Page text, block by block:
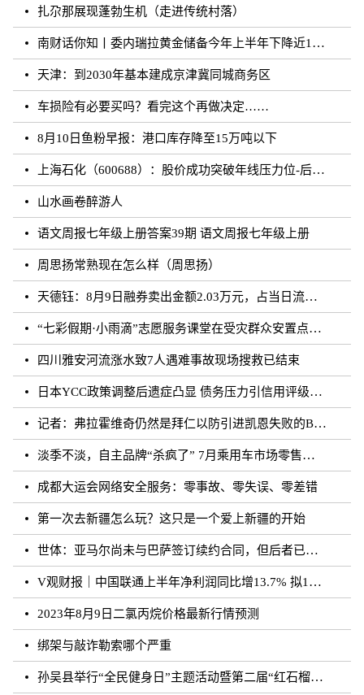
扎尕那展现蓬勃生机（走进传统村落）
南财话你知丨委内瑞拉黄金储备今年上半年下降近12%，原因何在？广东“织网”记：全面迈入“高铁时代”，轨道沿线隆起大产业带
天津：到2030年基本建成京津冀同城商务区
车损险有必要买吗？看完这个再做决定……
8月10日鱼粉早报：港口库存降至15万吨以下
上海石化（600688）：股价成功突破年线压力位-后市看多（涨）（08-10）
山水画卷醉游人
语文周报七年级上册答案39期 语文周报七年级上册
周思扬常熟现在怎么样（周思扬）
天德钰：8月9日融券卖出金额2.03万元，占当日流出金额的0.41%
“七彩假期·小雨滴”志愿服务课堂在受灾群众安置点开课
四川雅安河流涨水致7人遇难事故现场搜救已结束
日本YCC政策调整后遗症凸显 债务压力引信用评级下调隐忧
记者：弗拉霍维奇仍然是拜仁以防引进凯恩失败的B方案
淡季不淡，自主品牌“杀疯了” 7月乘用车市场零售达177.5万辆
成都大运会网络安全服务：零事故、零失误、零差错
第一次去新疆怎么玩？这只是一个爱上新疆的开始
世体：亚马尔尚未与巴萨签订续约合同，但后者已得到门德斯承诺
V观财报｜中国联通上半年净利润同比增13.7% 拟10派0.796元
2023年8月9日二氯丙烷价格最新行情预测
绑架与敲诈勒索哪个严重
孙吴县举行“全民健身日”主题活动暨第二届“红石榴杯”羽毛球比赛